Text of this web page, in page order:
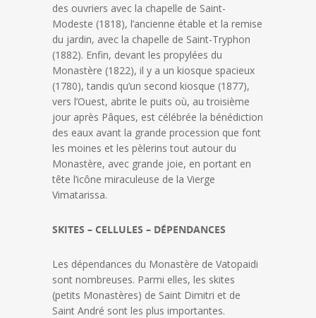
des ouvriers avec la chapelle de Saint-
Modeste (1818), l’ancienne étable et la remise
du jardin, avec la chapelle de Saint-Tryphon
(1882). Enfin, devant les propylées du
Monastère (1822), il y a un kiosque spacieux
(1780), tandis qu’un second kiosque (1877),
vers l’Ouest, abrite le puits où, au troisième
jour après Pâques, est célébrée la bénédiction
des eaux avant la grande procession que font
les moines et les pèlerins tout autour du
Monastère, avec grande joie, en portant en
tête l’icône miraculeuse de la Vierge
Vimatarissa.
SKITES – CELLULES – DÉPENDANCES
Les dépendances du Monastère de Vatopaidi
sont nombreuses. Parmi elles, les skites
(petits Monastères) de Saint Dimitri et de
Saint André sont les plus importantes.